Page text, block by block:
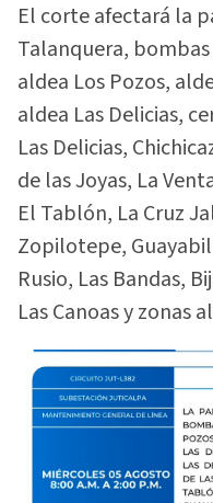
El corte afectará la
Talanquera, bombas
aldea Los Pozos,
aldea Las Delicias,
Las Delicias,
de las Joyas, La
El Tablón, La Cruz
Zopilotepe,
Rusio, Las Bandas,
Las Canoas y zonas